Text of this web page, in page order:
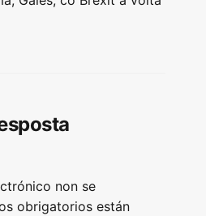
non se
obrigatorios están